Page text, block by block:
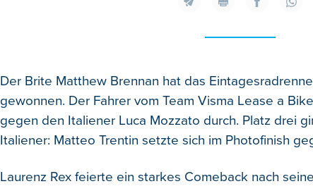
Der Brite Matthew Brennan hat das
gewonnen. Der Fahrer vom Team Visma Lease a
gegen den Italiener Luca Mozzato durch. Platz drei
Italiener: Matteo Trentin setzte sich im Photofinish
Laurenz Rex feierte ein starkes Comeback nach